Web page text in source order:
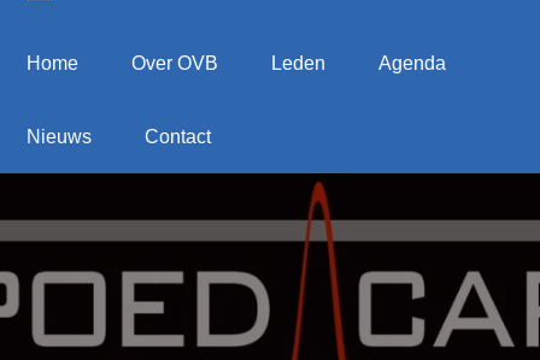
Home Over OVB Leden Agenda
Nieuws Contact